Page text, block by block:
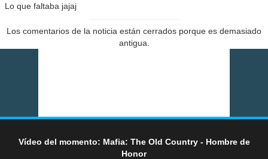
Lo que faltaba jajaj
Los comentarios de la noticia están cerrados porque es demasiado
antigua.
Vídeo del momento: Mafia: The Old Country - Hombre de
Honor